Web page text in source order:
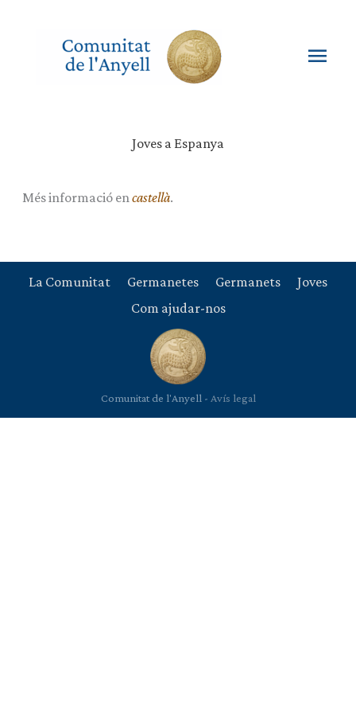
Joves a Espanya
Més informació encastellà.
La Comunitat Germanetes Germanets
Joves
Com ajudar-nos
Comunitat de l'Anyell - Avís legal